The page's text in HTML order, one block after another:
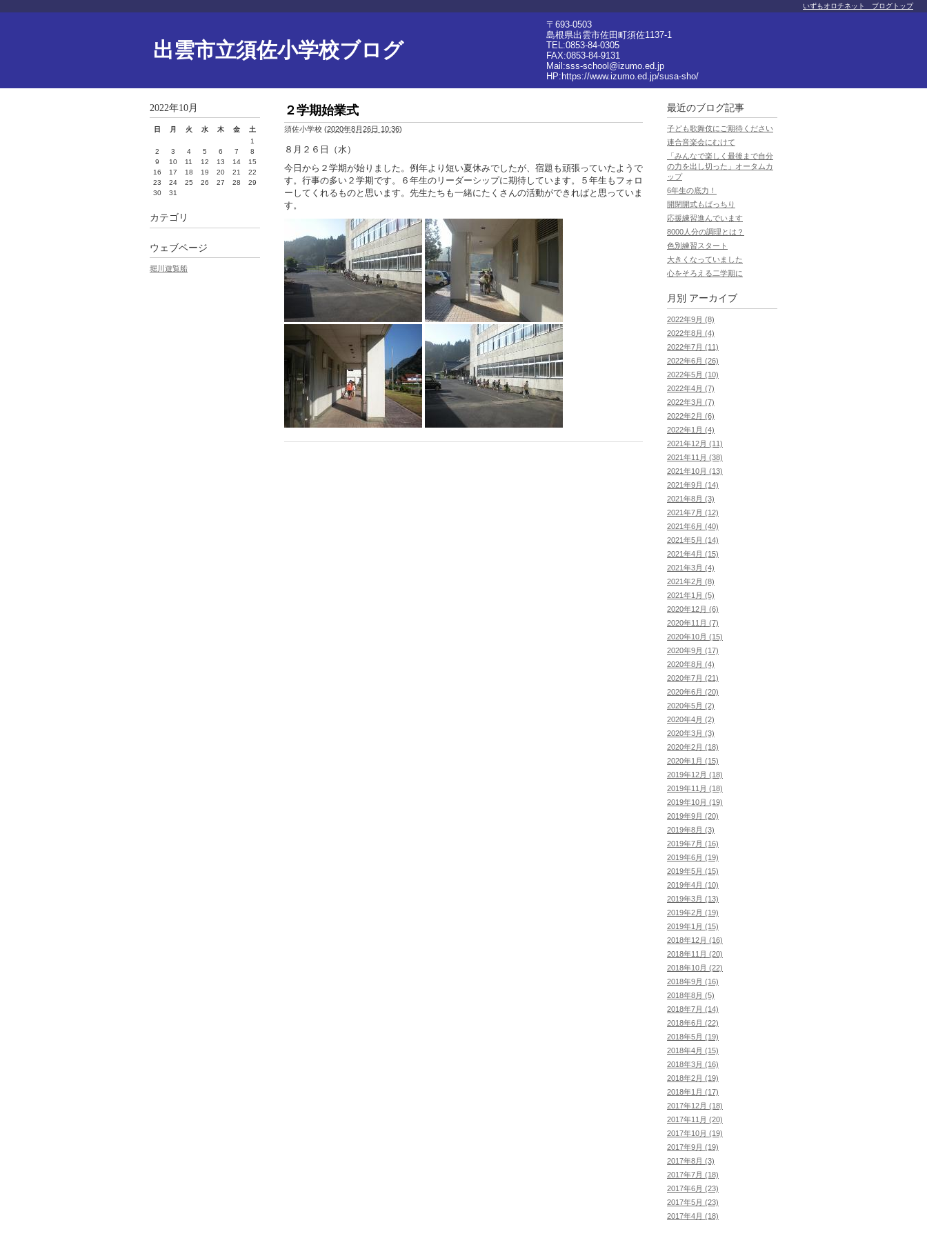
出雲市立須佐小学校ブログ
〒693-0503
島根県出雲市佐田町須佐1137-1
TEL:0853-84-0305
FAX:0853-84-9131
Mail:sss-school@izumo.ed.jp
HP: https://www.izumo.ed.jp/susa-sho/
いずもオロチネット ブログトップ
２学期始業式
須佐小学校 (2020年8月26日 10:36)
８月２６日（水）
今日から２学期が始りました。例年より短い夏休みでしたが、宿題も頑張っていたようで
す。行事の多い２学期です。６年生のリーダーシップに期待しています。５年生もフォロ
ーしてくれるものと思います。先生たちも一緒にたくさんの活動ができればと思っていま
す。
2022年10月
日 月 火 水 木 金
土
1
2
3 4 5 6 7
8
9
10 11 12 13 14
15
16
17 18 19 20 21
22
23
24 25 26 27 28
29
30
31
カテゴリ
ウェブページ
堀川遊覧船
最近のブログ記事
子ども歌舞伎にご期待ください
連合音楽会にむけて
「みんなで楽しく最後まで自分
の力を出し切った」オータムカ
ップ
6年生の底力！
開閉開式もばっちり
応援練習進んでいます
8000人分の調理とは？
色別練習スタート
大きくなっていました
心をそろえる二学期に
月別 アーカイブ
2022年9月 (8)
2022年8月 (4)
2022年7月 (11)
2022年6月 (26)
2022年5月 (10)
2022年4月 (7)
2022年3月 (7)
2022年2月 (6)
2022年1月 (4)
2021年12月 (11)
2021年11月 (38)
2021年10月 (13)
2021年9月 (14)
2021年8月 (3)
2021年7月 (12)
2021年6月 (40)
2021年5月 (14)
2021年4月 (15)
2021年3月 (4)
2021年2月 (8)
2021年1月 (5)
2020年12月 (6)
2020年11月 (7)
2020年10月 (15)
2020年9月 (17)
2020年8月 (4)
2020年7月 (21)
2020年6月 (20)
2020年5月 (2)
2020年4月 (2)
2020年3月 (3)
2020年2月 (18)
2020年1月 (15)
2019年12月 (18)
2019年11月 (18)
2019年10月 (19)
2019年9月 (20)
2019年8月 (3)
2019年7月 (16)
2019年6月 (19)
2019年5月 (15)
2019年4月 (10)
2019年3月 (13)
2019年2月 (19)
2019年1月 (15)
2018年12月 (16)
2018年11月 (20)
2018年10月 (22)
2018年9月 (16)
2018年8月 (5)
2018年7月 (14)
2018年6月 (22)
2018年5月 (19)
2018年4月 (15)
2018年3月 (16)
2018年2月 (19)
2018年1月 (17)
2017年12月 (18)
2017年11月 (20)
2017年10月 (19)
2017年9月 (19)
2017年8月 (3)
2017年7月 (18)
2017年6月 (23)
2017年5月 (23)
2017年4月 (18)